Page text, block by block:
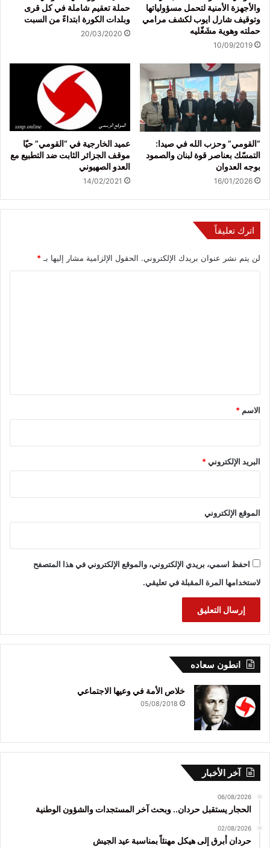
والأجهزة الأمنية لتحمل مسؤولياتها
وتوقيف شارل ايوب لكشف مرامي
حملته وهوية مشَغّليه
10/09/2019
حملة تعقيم شاملة في كل قرى
وبلدات الكورة ابتداءً من السبت
20/03/2020
“القومي” وحزب الله في صيدا:
التمسّك بعناصر قوة لبنان والصمود
بوجه العدوان
16/01/2026
عميد الخارجية في “القومي” حيّا
موقف الجزائر الثابت ضد التطبيع مع
العدو الصهيوني
14/02/2021
اترك تعليقاً
لن يتم نشر عنوان بريدك الإلكتروني. الحقول الإلزامية مشار إليها بـ *
*
الاسم *
البريد الإلكتروني*
الموقع الإلكتروني
احفظ اسمي، بريدي الإلكتروني، والموقع الإلكتروني في هذا المتصفح
لاستخدامها المرة المقبلة في تعليقي.
انطون سعاده
خلاص الأمة في وعيها الاجتماعي
05/08/2018
آخر الأخبار
06/08/2026
الحجار يستقبل حردان.. وبحث آخر المستجدات والشؤون الوطنية
02/08/2026
حردان أبرق إلى هيكل مهنئاً بمناسبة عيد الجيش